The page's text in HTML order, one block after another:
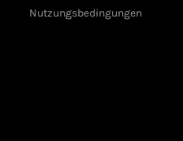
Nutzungsbedingungen